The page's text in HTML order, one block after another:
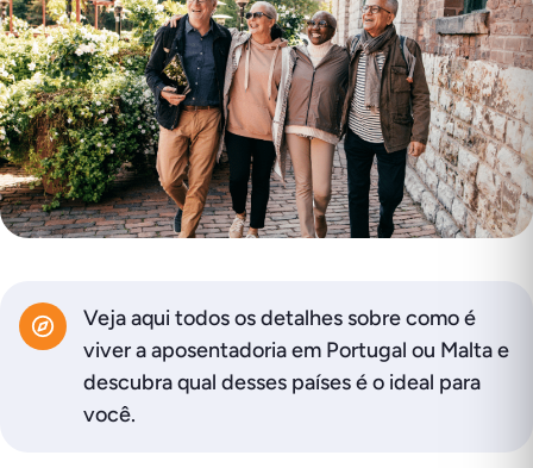
Veja aqui todos os detalhes sobre como é
viver a aposentadoria em Portugal ou Malta e
descubra qual desses países é o ideal para
você.